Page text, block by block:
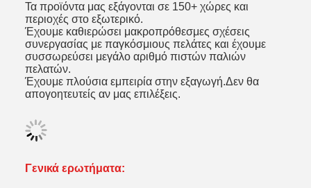
Τα προϊόντα μας εξάγονται σε 150+ χώρες και
περιοχές στο εξωτερικό.
Έχουμε καθιερώσει μακροπρόθεσμες σχέσεις
συνεργασίας με παγκόσμιους πελάτες και έχουμε
συσσωρεύσει μεγάλο αριθμό πιστών παλιών
πελατών.
Έχουμε πλούσια εμπειρία στην εξαγωγή.Δεν θα
απογοητευτείς αν μας επιλέξεις.
Γενικά ερωτήματα: